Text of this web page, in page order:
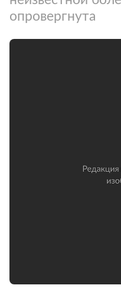
опровергнута